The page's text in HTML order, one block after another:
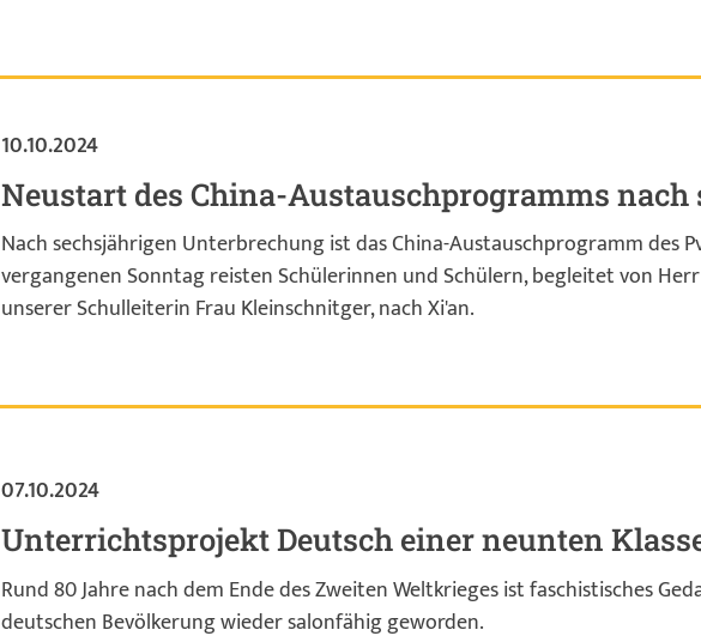
10.10.2024
Neustart des China-Austauschprogramms nach
Nach sechsjährigen Unterbrechung ist das China-Austauschprogramm des
vergangenen Sonntag reisten Schülerinnen und Schülern, begleitet von
unserer Schulleiterin Frau Kleinschnitger, nach Xi'an.
07.10.2024
Unterrichtsprojekt Deutsch einer neunten
Rund 80 Jahre nach dem Ende des Zweiten Weltkrieges ist faschistisches
deutschen Bevölkerung wieder salonfähig geworden.